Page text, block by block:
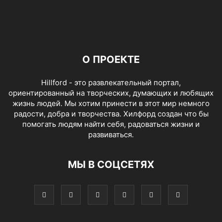
О ПРОЕКТЕ
Hillford - это развлекательный портал,
ориентированный на творческих, думающих и любящих
жизнь людей. Мы хотим принести в этот мир немного
радости, добра и творчества. Хилфорд создан что бы
помогать людям найти себя, радоваться жизни и
развиваться.
МЫ В СОЦСЕТЯХ